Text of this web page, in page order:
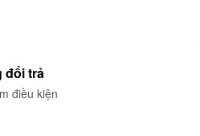
đổi trả
điều kiện